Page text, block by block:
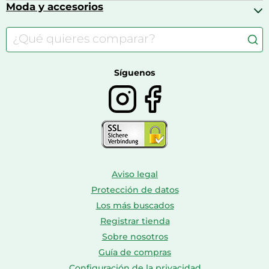
Carritos de bebé
Barbies
Consolas
Accesorios para caballos
Comida para perros
Farmacia veterinaria
Moda y accesorios
Accesorios de moda
Bolsos y maletas
Botas mujer
Síguenos
Aviso legal
Protección de datos
Los más buscados
Registrar tienda
Sobre nosotros
Guía de compras